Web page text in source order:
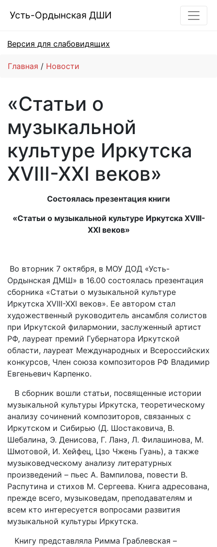
Усть-Ордынская ДШИ
Версия для слабовидящих
Главная Новости
«Статьи о
музыкальной
культуре Иркутска
XVIII-XXI веков»
Состоялась презентация книги
«Статьи о музыкальной культуре Иркутска XVIII-
XXIвеков»
Во вторник 7 октября, в МОУ ДОД «Усть-
Ордынская ДМШ» в 16.00 состоялась презентация
сборника «Статьи о музыкальной культуре
Иркутска XVIII-XXI веков». Ее автором стал
художественный руководитель ансамбля солистов
при Иркутской филармонии, заслуженный артист
РФ, лауреат премий Губернатора Иркутской
области, лауреат Международных и Всероссийских
конкурсов, Член союза композиторов РФ Владимир
Евгеньевич Карпенко.
В сборник вошли статьи, посвященные истории
музыкальной культуры Иркутска, теоретическому
анализу сочинений композиторов, связанных с
Иркутском и Сибирью (Д. Шостаковича, В.
Шебалина, Э. Денисова, Г. Ланэ, Л. Филашинова, М.
Шмотовой, И. Хейфец, Цзо Чжень Гуань), а также
музыковедческому анализу литературных
произведений – пьес А. Вампилова, повести В.
Распутина и стихов М. Сергеева. Книга адресована,
прежде всего, музыковедам, преподавателям и
всем кто интересуется вопросами развития
музыкальной культуры Иркутска.
Книгу представляла Римма Граблевская –